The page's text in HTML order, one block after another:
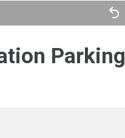
Parking